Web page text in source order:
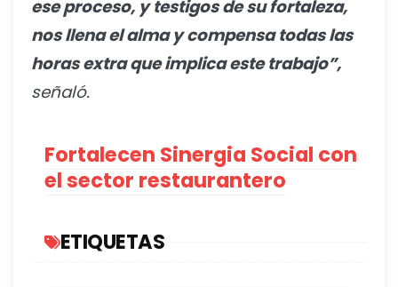
ese proceso, y testigos de su fortaleza,
nos llena el alma y compensa todas las
horas extra que implica este trabajo”,
señaló.
Fortalecen Sinergia Social con
el sector restaurantero
ETIQUETAS